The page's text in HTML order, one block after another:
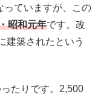
っていますが、この
昭和元年です。改
建築されたという
たりです。2,500